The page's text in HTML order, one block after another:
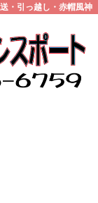
・引っ越し・赤帽風神